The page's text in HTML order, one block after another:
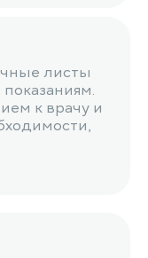
листы
к врачу и